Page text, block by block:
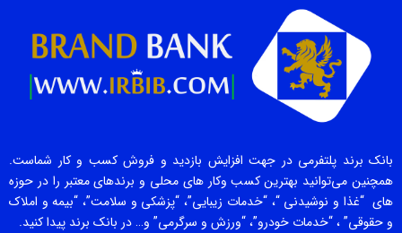
بانک برند پلتفرمی در جهت افزایش بازدید و فروش کسب و کار شماست.
همچنین می‌توانید بهترین کسب وکار های محلی و برندهای معتبر را در حوزه
های “غذا و نوشیدنی “، “خدمات زیبایی”، “پزشکی و سلامت”، “بیمه و املاک
و حقوقی” ، “خدمات خودرو”، “ورزش و سرگرمی” و… در بانک برند پیدا کنید.